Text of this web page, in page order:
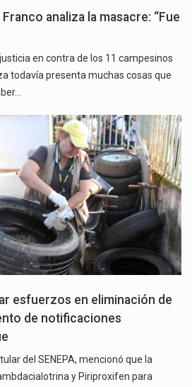
analiza la masacre: “Fue
en contra de los 11 campesinos
todavía presenta muchas cosas que
esfuerzos en eliminación de
de notificaciones
del SENEPA, mencionó que la
y Piriproxifen para